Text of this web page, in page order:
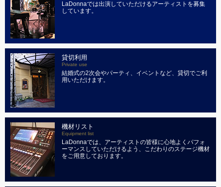
LaDonnaでは出演していただけるアーティストを募集
しています。
貸切利用
Private use
結婚式の2次会やパーティ、イベントなど、貸切でご利
用いただけます。
機材リスト
Equipment list
LaDonnaでは、アーティストの皆様に心地よくパフォ
ーマンスしていただけるよう、こだわりのステージ機材
をご用意しております。